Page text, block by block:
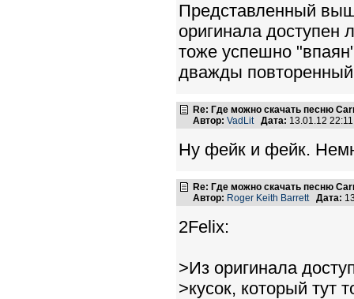
Представленный
оригинала доступен
тоже успешно
дважды
Re: Где можно скачать песню
Автор: VadLit Дата: 13.01.12
Ну фейк и фейк.
Re: Где можно скачать песню
Автор: Roger Keith Barrett Дата:
2Felix:
>Из оригинала
>кусок, который тут